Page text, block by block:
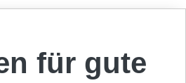
für gute